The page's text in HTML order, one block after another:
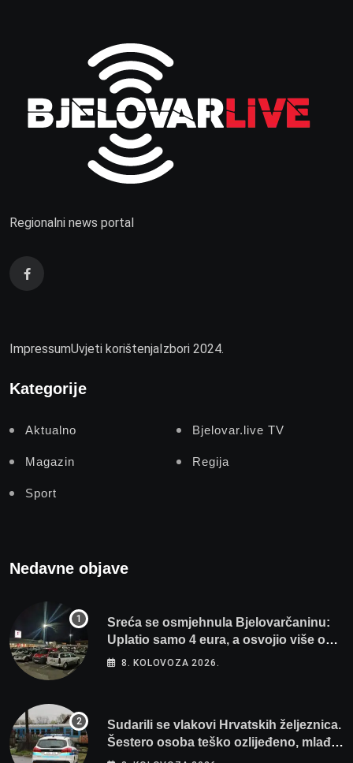
Regionalni news portal
ImpressumUvjeti korištenja Izbori 2024.
Kategorije
Aktualno Bjelovar.live TV
Magazin Regija
Sport
Nedavne objave
Sreća se osmjehnula Bjelovarčaninu:
Uplatio samo 4 eura, a osvojio više od
80 tisuća eura
8. KOLOVOZA 2026.
Sudarili se vlakovi Hrvatskih željeznica.
Šestero osoba teško ozlijeđeno, mlađa
žena na intenzivnoj